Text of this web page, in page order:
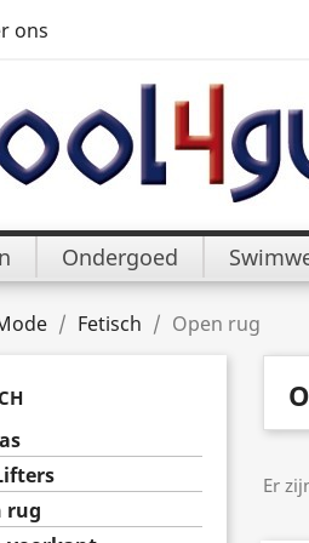
ons
Ondergoed
Fetisch Open rug
rug
Er